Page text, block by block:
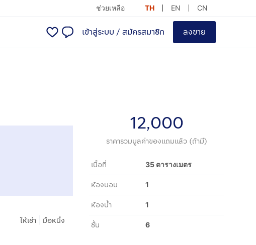
ช่วยเหลือ TH EN CN
เข้าสู่ระบบ / สมัครสมาชิก ลงขาย
ให้เช่า มือหนึ่ง
12,000
ราคารวมมูลค่าของแถมแล้ว (ถ้ามี)
เนื้อที่ 35 ตารางเมตร
ห้องนอน 1
ห้องน้ำ 1
ชั้น 6